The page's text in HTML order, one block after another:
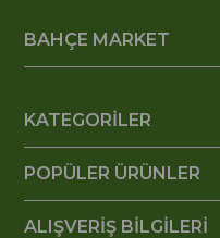
BAHÇE MARKET
KATEGORİLER
POPÜLER ÜRÜNLER
ALIŞVERİŞ BİLGİLERİ